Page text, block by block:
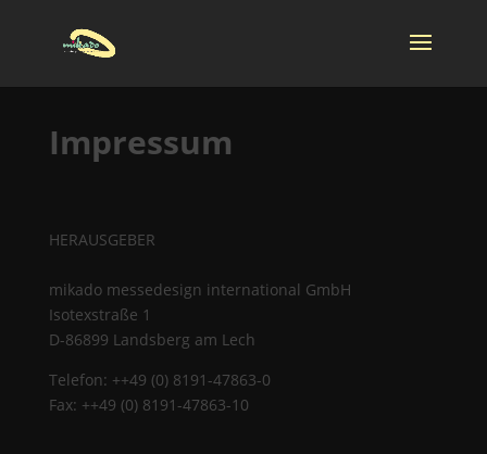
Impressum
HERAUSGEBER
mikado messedesign international GmbH
Isotexstraße 1
D-86899 Landsberg am Lech
Telefon: ++49 (0) 8191-47863-0
Fax: ++49 (0) 8191-47863-10